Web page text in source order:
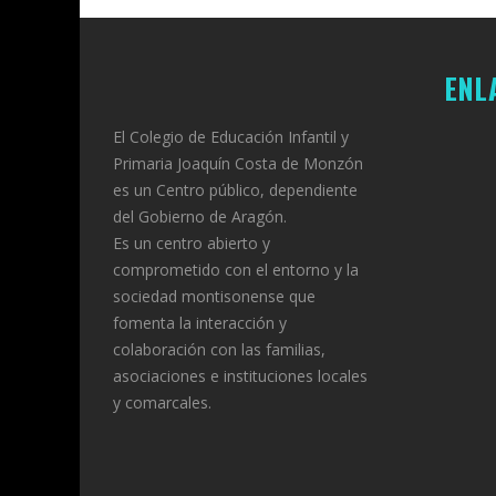
El Colegio de Educación Infantil y
Primaria Joaquín Costa de Monzón
es un Centro público, dependiente
del Gobierno de Aragón.
Es un centro abierto y
comprometido con el entorno y la
sociedad montisonense que
fomenta la interacción y
colaboración con las familias,
asociaciones e instituciones locales
y comarcales.